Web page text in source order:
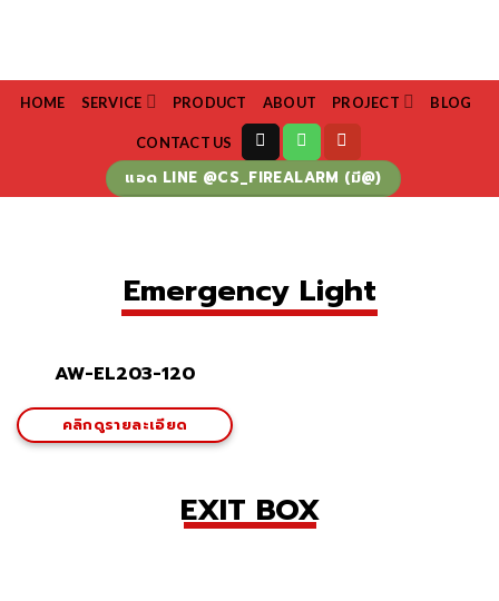
HOME SERVICE PRODUCT ABOUT PROJECT BLOG
CONTACT US
แอด LINE @CS_FIREALARM (มี@)
Emergency Light
AW-EL203-120
คลิกดูรายละเอียด
EXIT BOX